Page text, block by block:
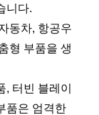
니다.
동차, 항공우
형 부품을 생
, 터빈 블레이
품은 엄격한